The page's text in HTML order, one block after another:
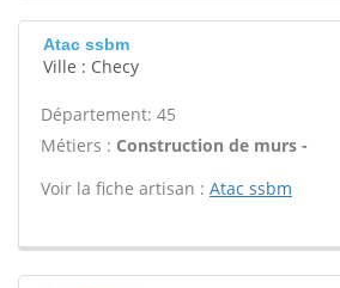
Atac ssbm
Ville : Checy
Département: 45
Métiers : Construction de murs -
Voir la fiche artisan : Atac ssbm